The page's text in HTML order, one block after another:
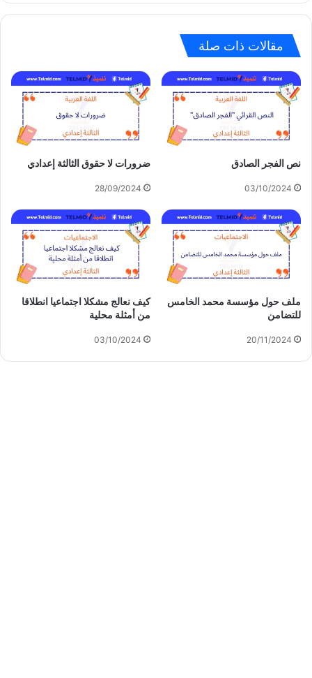
مقالات ذات صلة
نص الفجر الصادق
03/10/2024
ضرورات لا حقوق الثالثة إعدادي
28/09/2024
ملف حول مؤسسة محمد الخامس
للتضامن
20/11/2024
كيف نعالج مشكلا اجتماعيا انطلاقا
من أمثلة محلية
03/10/2024